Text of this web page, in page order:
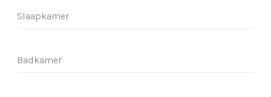
Slaapkamer
Badkamer